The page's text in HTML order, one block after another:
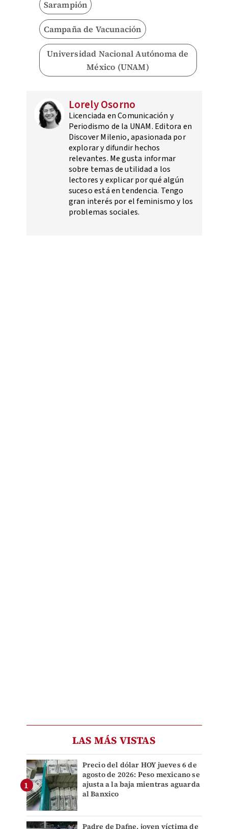
Sarampión
Campaña de Vacunación
Universidad Nacional Autónoma de
México (UNAM)
Lorely Osorno
Licenciada en Comunicación y
Periodismo de la UNAM. Editora en
Discover Milenio, apasionada por
explorar y difundir hechos
relevantes. Me gusta informar
sobre temas de utilidad a los
lectores y explicar por qué algún
suceso está en tendencia. Tengo
gran interés por el feminismo y los
problemas sociales.
LAS MÁS VISTAS
Precio del dólar HOY jueves 6 de
agosto de 2026: Peso mexicano se
ajusta a la baja mientras aguarda
al Banxico
Padre de Dafne, joven víctima de